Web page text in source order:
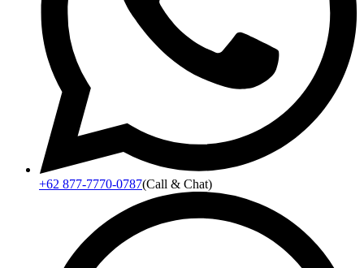
+62 877-7770-0787(Call & Chat)